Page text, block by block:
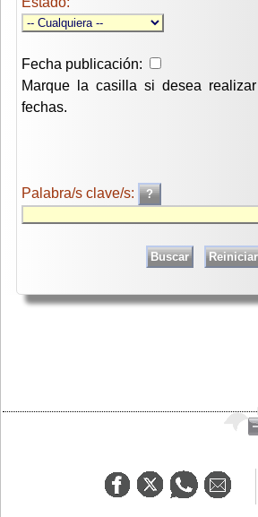
Fecha publicación:
Marque la casilla si desea
fechas.
Palabra/s clave/s: